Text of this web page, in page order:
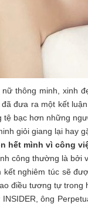
thông minh, xinh
đưa ra một kết
tệ bạc hơn những
giỏi giang lại hay
hết mình vì công
công thường là bởi
kết nghiêm túc sẽ
điều tương tự
ông